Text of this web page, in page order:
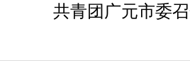
共青团广元市委